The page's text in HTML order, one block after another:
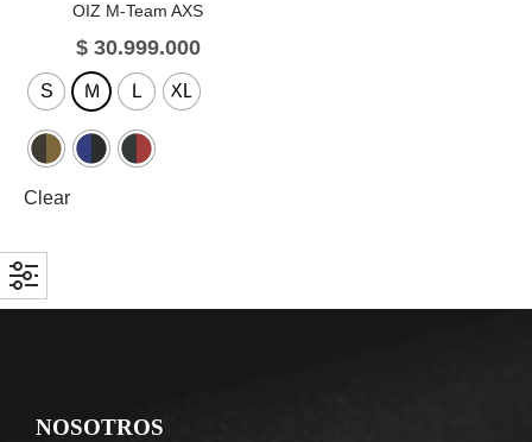
OIZ M-Team AXS
$30.999.000
S M L XL
Clear
NOSOTROS